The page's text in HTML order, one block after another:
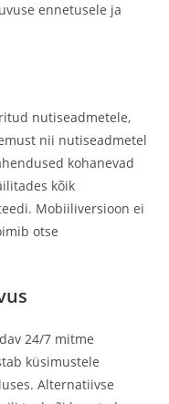
ennetusele ja
nutiseadmetele,
nii nutiseadmetel
kohanevad
kõik
Mobiiliversioon ei
otse
24/7 mitme
küsimustele
Alternatiivse